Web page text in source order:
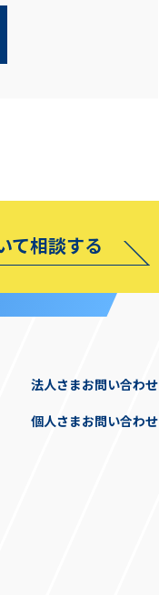
て相談する
法人さまお問い合わせ
個人さまお問い合わせ